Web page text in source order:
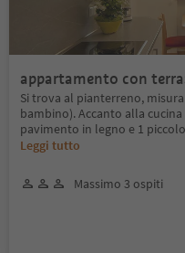
appartamento con
Si trova al pianterreno,
bambino). Accanto alla
pavimento in legno e 1
Leggi tutto
Massimo 3 ospiti